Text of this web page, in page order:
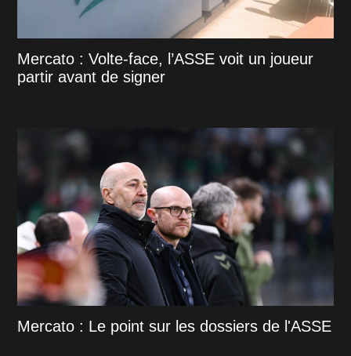
Mercato : Volte-face, l’ASSE voit un joueur
partir avant de signer
Mercato : Le point sur les dossiers de l'ASSE